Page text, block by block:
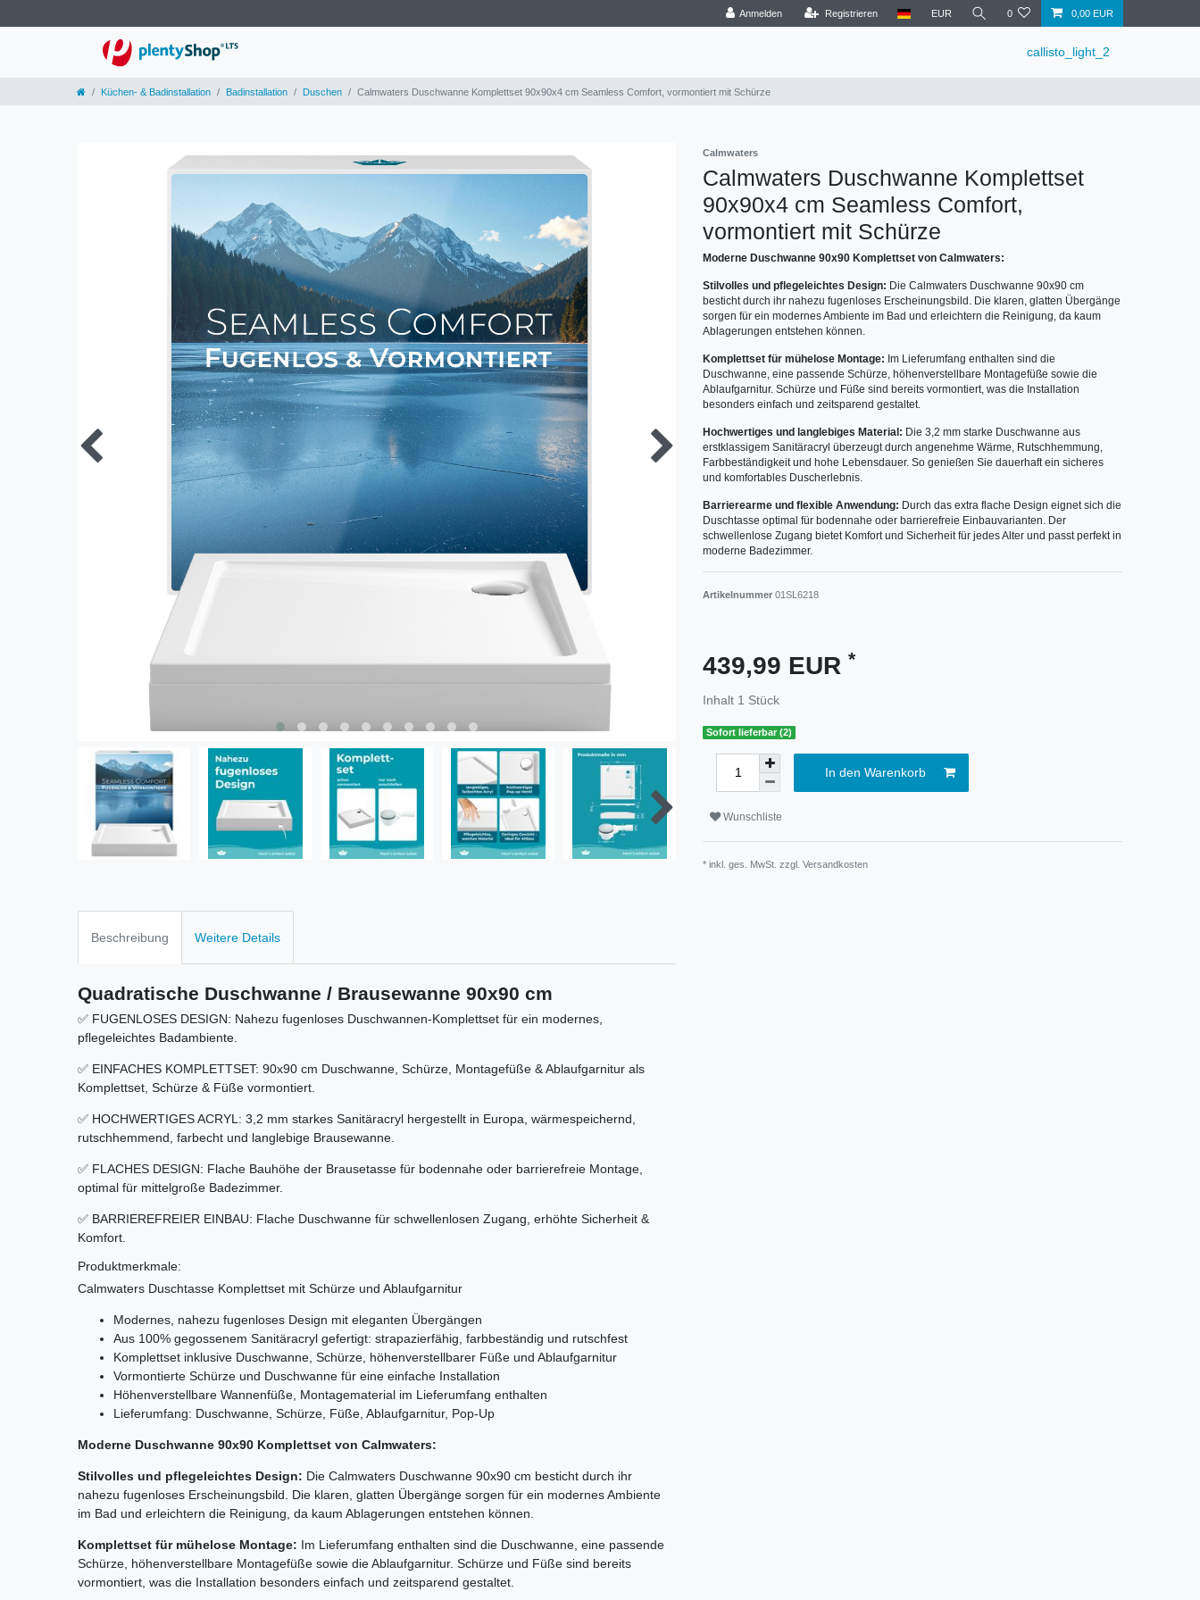
Anmelden Registrieren EUR 0 0,00 EUR
callisto_light_2
Küchen- & Badinstallation Badinstallation Duschen Calmwaters Duschwanne Komplettset 90x90x4 cm Seamless Comfort, vormontiert mit Schürze
Calmwaters
Calmwaters Duschwanne Komplettset
90x90x4 cm Seamless Comfort,
vormontiert mit Schürze
Moderne Duschwanne 90x90 Komplettset von Calmwaters:
Stilvolles und pflegeleichtes Design: Die Calmwaters Duschwanne 90x90 cm
besticht durch ihr nahezu fugenloses Erscheinungsbild. Die klaren, glatten Übergänge
sorgen für ein modernes Ambiente im Bad und erleichtern die Reinigung, da kaum
Ablagerungen entstehen können.
Komplettset für mühelose Montage: Im Lieferumfang enthalten sind die
Duschwanne, eine passende Schürze, höhenverstellbare Montagefüße sowie die
Ablaufgarnitur. Schürze und Füße sind bereits vormontiert, was die Installation
besonders einfach und zeitsparend gestaltet.
Hochwertiges und langlebiges Material: Die 3,2 mm starke Duschwanne aus
erstklassigem Sanitäracryl überzeugt durch angenehme Wärme, Rutschhemmung,
Farbbeständigkeit und hohe Lebensdauer. So genießen Sie dauerhaft ein sicheres
und komfortables Duscherlebnis.
Barrierearme und flexible Anwendung: Durch das extra flache Design eignet sich die
Duschtasse optimal für bodennahe oder barrierefreie Einbauvarianten. Der
schwellenlose Zugang bietet Komfort und Sicherheit für jedes Alter und passt perfekt in
moderne Badezimmer.
Artikelnummer 01SL6218
439,99 EUR *
Inhalt 1 Stück
Sofort lieferbar (2)
In den Warenkorb
Wunschliste
* inkl. ges. MwSt. zzgl. Versandkosten
Beschreibung Weitere Details
Quadratische Duschwanne / Brausewanne 90x90 cm
✅ FUGENLOSES DESIGN: Nahezu fugenloses Duschwannen-Komplettset für ein modernes,
pflegeleichtes Badambiente.
✅ EINFACHES KOMPLETTSET: 90x90 cm Duschwanne, Schürze, Montagefüße & Ablaufgarnitur als
Komplettset, Schürze & Füße vormontiert.
✅ HOCHWERTIGES ACRYL: 3,2 mm starkes Sanitäracryl hergestellt in Europa, wärmespeichernd,
rutschhemmend, farbecht und langlebige Brausewanne.
✅ FLACHES DESIGN: Flache Bauhöhe der Brausetasse für bodennahe oder barrierefreie Montage,
optimal für mittelgroße Badezimmer.
✅ BARRIEREFREIER EINBAU: Flache Duschwanne für schwellenlosen Zugang, erhöhte Sicherheit &
Komfort.
Produktmerkmale:
Calmwaters Duschtasse Komplettset mit Schürze und Ablaufgarnitur
Modernes, nahezu fugenloses Design mit eleganten Übergängen
Aus 100% gegossenem Sanitäracryl gefertigt: strapazierfähig, farbbeständig und rutschfest
Komplettset inklusive Duschwanne, Schürze, höhenverstellbarer Füße und Ablaufgarnitur
Vormontierte Schürze und Duschwanne für eine einfache Installation
Höhenverstellbare Wannenfüße, Montagematerial im Lieferumfang enthalten
Lieferumfang: Duschwanne, Schürze, Füße, Ablaufgarnitur, Pop-Up
Moderne Duschwanne 90x90 Komplettset von Calmwaters:
Stilvolles und pflegeleichtes Design: Die Calmwaters Duschwanne 90x90 cm besticht durch ihr
nahezu fugenloses Erscheinungsbild. Die klaren, glatten Übergänge sorgen für ein modernes Ambiente
im Bad und erleichtern die Reinigung, da kaum Ablagerungen entstehen können.
Komplettset für mühelose Montage: Im Lieferumfang enthalten sind die Duschwanne, eine passende
Schürze, höhenverstellbare Montagefüße sowie die Ablaufgarnitur. Schürze und Füße sind bereits
vormontiert, was die Installation besonders einfach und zeitsparend gestaltet.